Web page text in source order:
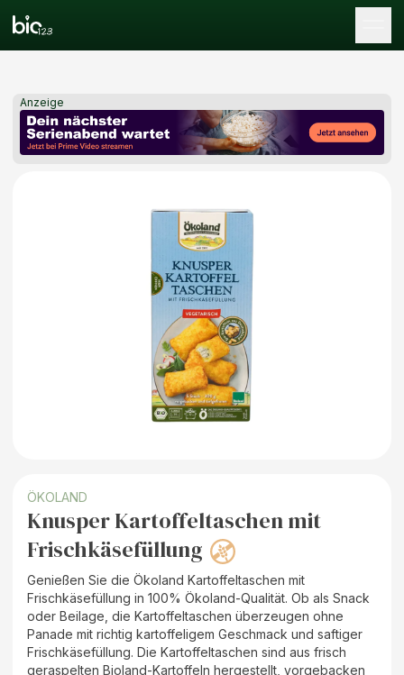
Anzeige
ÖKOLAND
Knusper Kartoffeltaschen mit
Frischkäsefüllung
Genießen Sie die Ökoland Kartoffeltaschen mit
Frischkäsefüllung in 100% Ökoland-Qualität. Ob als Snack
oder Beilage, die Kartoffeltaschen überzeugen ohne
Panade mit richtig kartoffeligem Geschmack und saftiger
Frischkäsefüllung. Die Kartoffeltaschen sind aus frisch
geraspelten Bioland-Kartoffeln hergestellt, vorgebacken